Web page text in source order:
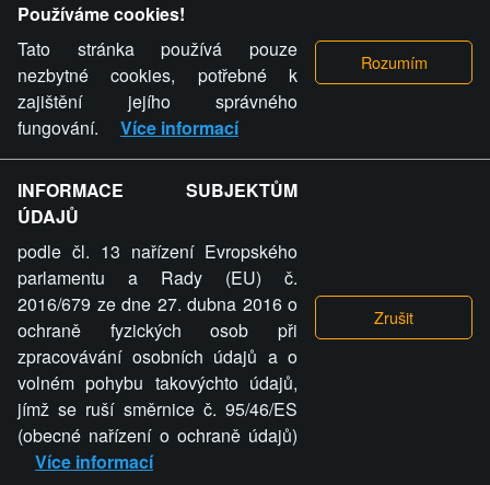
videa a komentáře. Osoba, které se toto opatření provozovatele
stránky týče, ani osoba, která umístila fotografii nebo video na
stránku, nemůže z důvodu odstranění fotografie, videa nebo
komentáře pro výše uvedenou okolnost uplatnit vůči
provozovateli stránky žádný nárok na náhradu škody nebo
nemajetkové újmy.
ZVRÁCENÝ.CZ - Svět není zvrácenej. To jen
ty lidi...
ZVRÁCENÝ.CZ
PRAVIDLA A PODMÍNKY GDPR
Používáme cookies!
Tato stránka používá pouze
nezbytné cookies, potřebné k
zajištění jejího správného
fungování.
Více informací
INFORMACE SUBJEKTŮM
ÚDAJŮ
podle čl. 13 nařízení Evropského
parlamentu a Rady (EU) č.
2016/679 ze dne 27. dubna 2016 o
ochraně fyzických osob při
zpracovávání osobních údajů a o
volném pohybu takovýchto údajů,
jímž se ruší směrnice č. 95/46/ES
(obecné nařízení o ochraně údajů)
Více informací